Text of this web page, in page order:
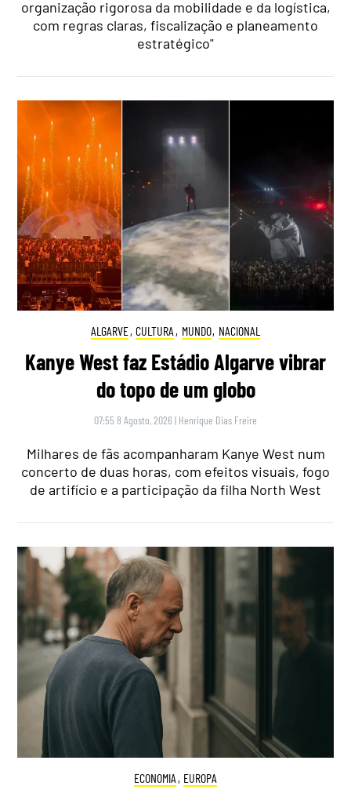
organização rigorosa da mobilidade e da logística,
com regras claras, fiscalização e planeamento
estratégico"
ALGARVE, CULTURA , MUNDO, NACIONAL
Kanye West faz Estádio Algarve vibrar
do topo de um globo
07:55 8 Agosto, 2026 | Henrique Dias Freire
Milhares de fãs acompanharam Kanye West num
concerto de duas horas, com efeitos visuais, fogo
de artifício e a participação da filha North West
ECONOMIA , EUROPA